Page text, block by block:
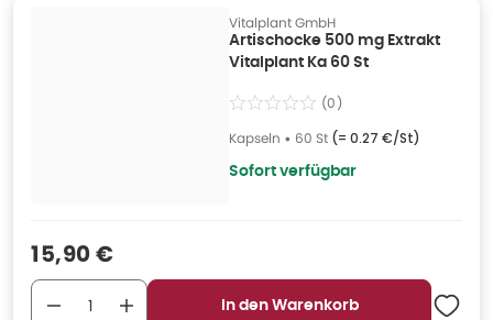
Vitalplant GmbH
Artischocke 500 mg Extrakt
Vitalplant Ka 60 St
(0)
Kapseln • 60 St (= 0.27 €/St)
Sofort verfügbar
Verkaufspreis
15,90 €
In den Warenkorb